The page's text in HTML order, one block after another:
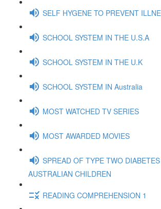
SELF HYGENE TO PREVENT
SCHOOL SYSTEM IN THE U.S.A
SCHOOL SYSTEM IN THE U.K
SCHOOL SYSTEM IN Australia
MOST WATCHED TV SERIES
MOST AWARDED MOVIES
SPREAD OF TYPE TWO
AUSTRALIAN CHILDREN
READING COMPREHENSION 1